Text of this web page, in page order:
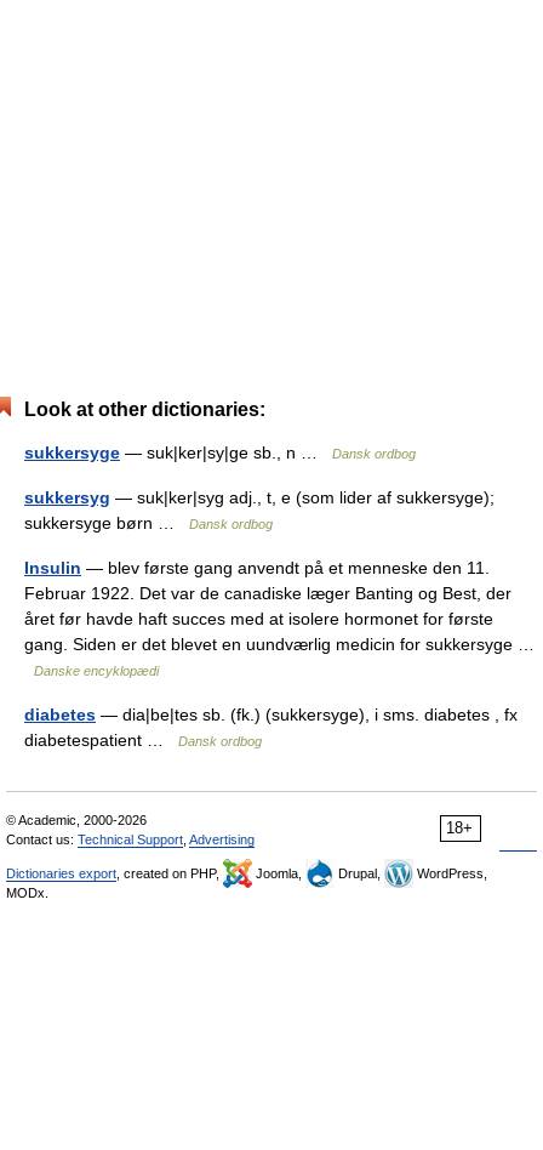
Look at other dictionaries:
sukkersyge — suk|ker|sy|ge sb., n … Dansk ordbog
sukkersyg — suk|ker|syg adj., t, e (som lider af sukkersyge);
sukkersyge børn …
Dansk ordbog
Insulin — blev første gang anvendt på et menneske den 11.
Februar 1922. Det var de canadiske læger Banting og Best, der
året før havde haft succes med at isolere hormonet for første
gang. Siden er det blevet en uundværlig medicin for sukkersyge …
Danske encyklopædi
diabetes — dia|be|tes sb. (fk.) (sukkersyge), i sms. diabetes , fx
diabetespatient …
Dansk ordbog
18+
© Academic, 2000-2026
Contact us: Technical Support Advertising
Dictionaries export , created on PHP, Joomla, Drupal,
WordPress,
MODx.